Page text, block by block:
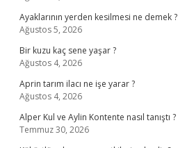
Ayaklarının yerden kesilmesi ne demek ?
Ağustos 5, 2026
Bir kuzu kaç sene yaşar ?
Ağustos 4, 2026
Aprin tarım ilacı ne işe yarar ?
Ağustos 4, 2026
Alper Kul ve Aylin Kontente nasıl tanıştı ?
Temmuz 30, 2026